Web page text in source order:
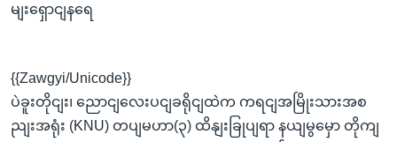
မျးရှောငျနရေ
{{Zawgyi/Unicode}}
ပဲခူးတိုငျး၊ ညောငျလေးပငျခရိုငျထဲက ကရငျအမြိုးသားအစ
ညျးအရုံး (KNU) တပျမဟာ(၃) ထိနျးခြုပျရာ နယျမွမှော တိုကျ